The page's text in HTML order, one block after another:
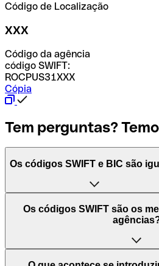
Código de Localização
XXX
Código da agência
código SWIFT:
ROCPUS31XXX
Cópia
Tem perguntas?
Os códigos SWIFT e BIC são
O acrónimo SWIFT significa
Interbank Financial
Mundiais)". Trata-se de uma rede
processam pagamentos entre
Os códigos SWIFT são os